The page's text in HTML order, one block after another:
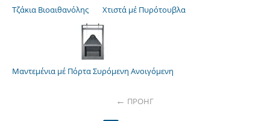
Τζάκια Βιοαιθανόλης Χτιστά μέ Πυρότουβλα
Μαντεμένια μέ Πόρτα Συρόμενη Ανοιγόμενη
ΠΡΟΗΓ